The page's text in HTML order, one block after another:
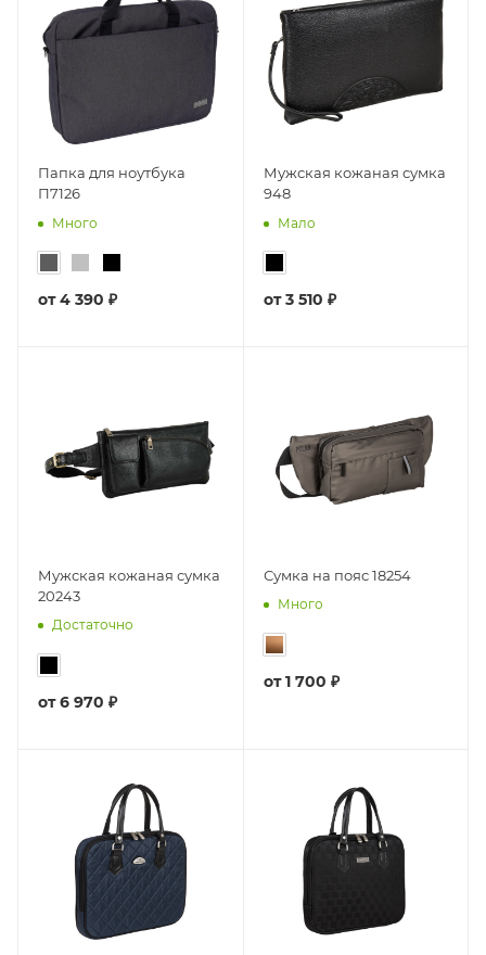
Папка для ноутбука
П7126
Много
от4 390 ₽
Мужская кожаная сумка
948
Мало
от3 510 ₽
Мужская кожаная сумка
20243
Достаточно
от6 970 ₽
Сумка на пояс 18254
Много
от1 700 ₽